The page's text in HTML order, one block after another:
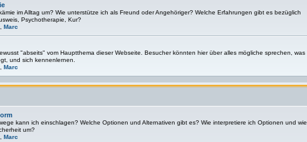
im Alltag um? Wie unterstütze ich als Freund oder Angehöriger? Welche Erfahrungen gibt es bezüglich
Psychotherapie, Kur?
Marc
"abseits" vom Hauptthema dieser Webseite. Besucher könnten hier über alles mögliche sprechen, was
und sich kennenlernen.
Marc
kann ich einschlagen? Welche Optionen und Alternativen gibt es? Wie interpretiere ich Optionen und wie
um?
Marc